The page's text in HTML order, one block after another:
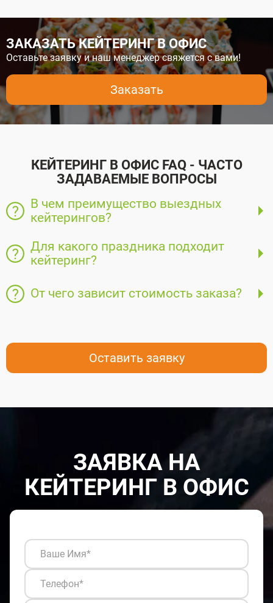
ЗАКАЗАТЬ КЕЙТЕРИНГ В ОФИС
Оставьте заявку и наш менеджер свяжется с вами!
Заказать
КЕЙТЕРИНГ В ОФИС FAQ - ЧАСТО
ЗАДАВАЕМЫЕ ВОПРОСЫ
В чем преимущество выездных
кейтерингов?
Для какого праздника подходит
кейтеринг?
От чего зависит стоимость заказа?
Оставить заявку
ЗАЯВКА НА
КЕЙТЕРИНГ В ОФИС